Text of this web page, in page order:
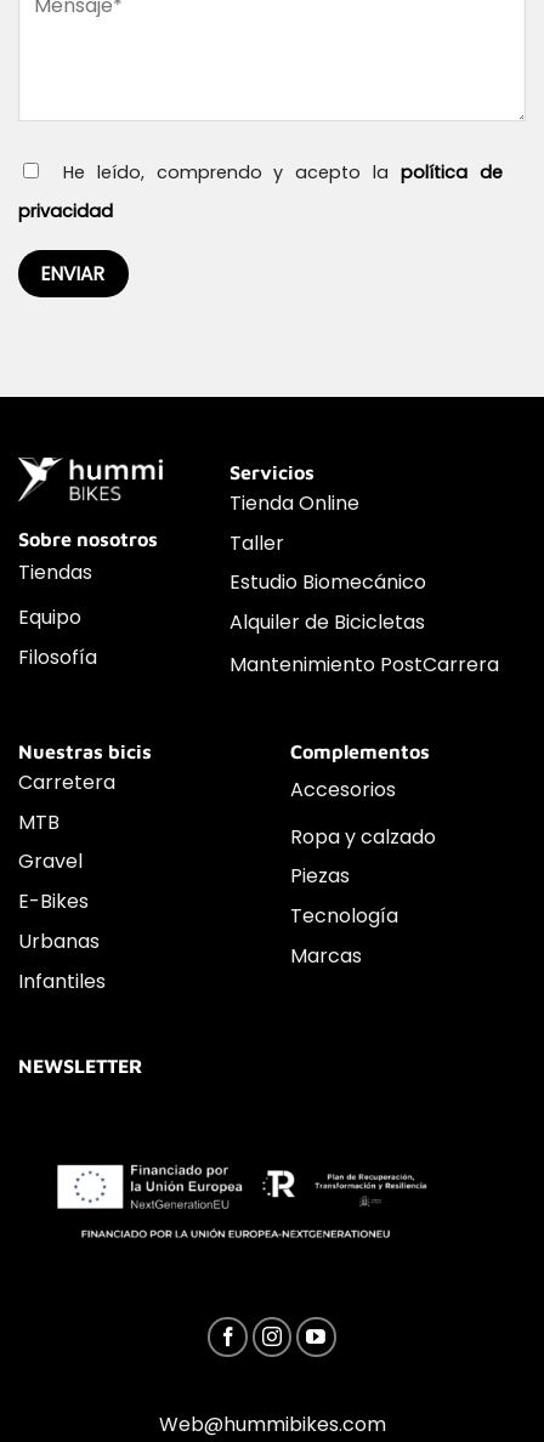
He leído, comprendo y acepto lapolítica de
privacidad
Sobre nosotros
Tiendas
Equipo
Filosofía
Servicios
Tienda Online
Taller
Estudio Biomecánico
Alquiler de Bicicletas
Mantenimiento PostCarrera
Nuestras bicis
Carretera
MTB
Gravel
E-Bikes
Urbanas
Infantiles
Complementos
Accesorios
Ropa y calzado
Piezas
Tecnología
Marcas
NEWSLETTER
Web@hummibikes.com